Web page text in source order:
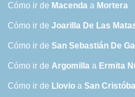
Cómo ir de Macenda a Mortera
Cómo ir deJoarilla De Las
Cómo ir deSan Sebastián De
Cómo ir deArgomilla a Ermita
Cómo ir de Llovio aSan